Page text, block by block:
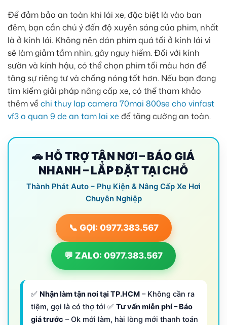
Để đảm bảo an toàn khi lái xe, đặc biệt là vào ban
đêm, bạn cần chú ý đến độ xuyên sáng của phim, nhất
là ở kính lái. Không nên dán phim quá tối ở kính lái vì
sẽ làm giảm tầm nhìn, gây nguy hiểm. Đối với kính
sườn và kính hậu, có thể chọn phim tối màu hơn để
tăng sự riêng tư và chống nóng tốt hơn. Nếu bạn đang
tìm kiếm giải pháp nâng cấp xe, có thể tham khảo
thêm về chi thuy lap camera 70mai 800se cho vinfast
vf3 o quan 9 de an tam lai xe để tăng cường an toàn.
🚗 HỖ TRỢ TẬN NƠI – BÁO GIÁ
NHANH – LẮP ĐẶT TẠI CHỖ
Thành Phát Auto – Phụ Kiện & Nâng Cấp Xe Hơi
Chuyên Nghiệp
📞 GỌI: 0977.383.567
💬 ZALO: 0977.383.567
✅ Nhận làm tận nơi tại TP.HCM – Không cần ra
tiệm, gọi là có thợ tới ✅ Tư vấn miễn phí – Báo
giá trước – Ok mới làm, hài lòng mới thanh toán